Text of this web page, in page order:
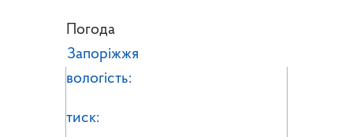
Погода
Запоріжжя
вологість:
тиск: